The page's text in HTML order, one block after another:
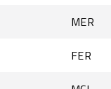
MER
FER